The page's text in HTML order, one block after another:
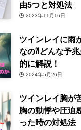
由5つと対処法
2023年11月16日
ツインレイに雨
なの⁈どんな予
的に解説！
2024年5月26日
ツインレイ胸が
胸の動悸や圧迫
った時の対処法